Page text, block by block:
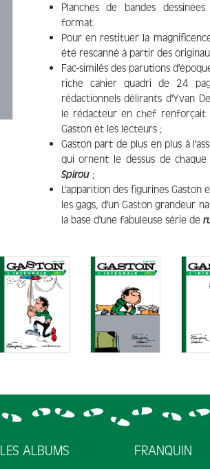
Planches de bandes
format.
Pour en restituer la
été rescanné à partir des
Fac-similés des parutions
riche cahier quadri de 24
rédactionnels délirants d'Yvan
le rédacteur en chef
Gaston et les lecteurs ;
Gaston part de plus en plus à
qui ornent le dessus de
Spirou;
L'apparition des figurines Gaston
les gags, d'un Gaston grandeur
la base d'une fabuleuse série de
LES ALBUMS FRANQUIN